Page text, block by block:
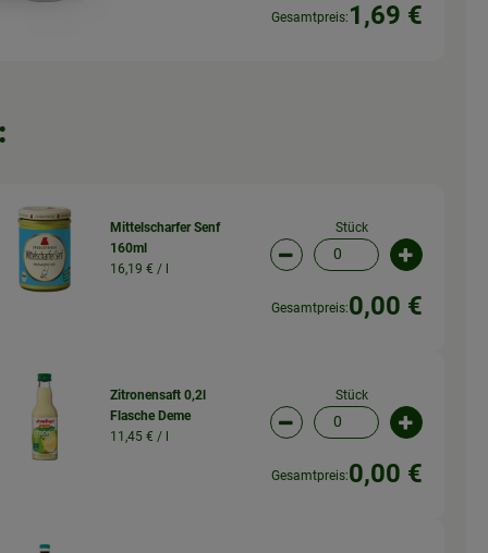
Gesamtpreis: 1,69 €
ändern
Mittelscharfer Senf
160ml
16,19 € /
Stück
Artikelanzahl verringern
Gesamtpreis:0,00 €
ändern
Zitronensaft 0,2l
Flasche Deme
11,45 € /
Stück
Artikelanzahl verringern
Gesamtpreis:0,00 €